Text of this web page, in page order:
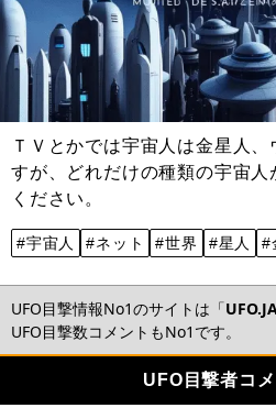
ＴＶとかでは宇宙人は金星人
すが、どれだけの種類の宇宙人
ください。
#宇宙人 #ネット #世界 #星人 #
UFO目撃情報No1のサイトは「
UFO目撃数コメントもNo1です。
UFO目撃者コ